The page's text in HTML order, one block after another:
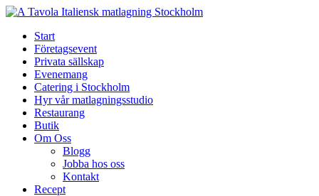
Skip
contentStart
Företagsevent
Privata sällskap
Evenemang
Catering i Stockholm
Hyr vår matlagningsstudio
Restaurang
Butik
Om Oss
Blogg
Jobba hos oss
Kontakt
Recept